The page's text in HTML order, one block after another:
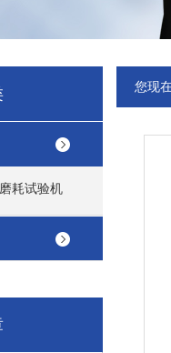
耗试验机
您现